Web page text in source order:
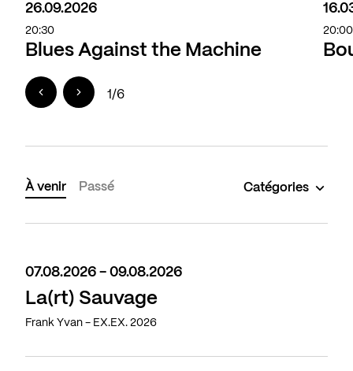
Blues Against the Machine
26.09.2026
20:30 20:00
1/6
À venir Passé Catégories
07.08.2026 - 09.08.2026
La(rt) Sauvage
Frank Yvan - EX.EX. 2026